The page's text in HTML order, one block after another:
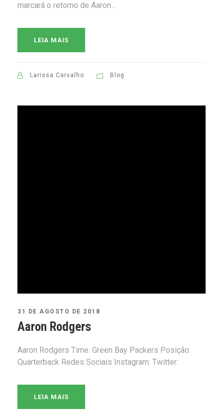
marcará o retorno de Aaron...
LEIA MAIS
Larissa Carvalho Blog
31 DE AGOSTO DE 2018
Aaron Rodgers
Aaron Rodgers Time: Green Bay Packers Posição:
Quarterback Redes Sociais Instagram: Twitter:
LEIA MAIS